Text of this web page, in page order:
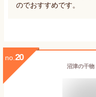
のでおすすめです。
no. 20
沼津の干物